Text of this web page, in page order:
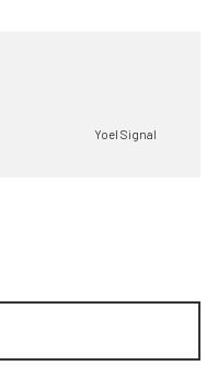
Yoel Signal